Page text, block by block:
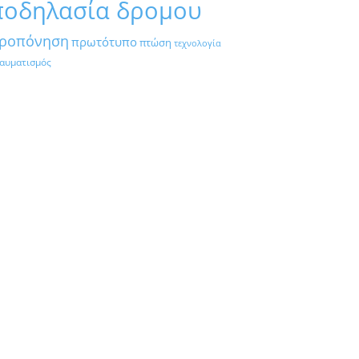
δρομου
πρωτότυποπτώση τεχνολογία